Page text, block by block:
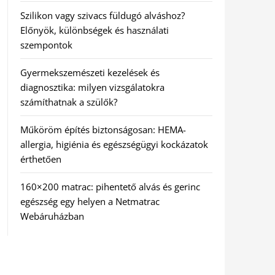
Szilikon vagy szivacs füldugó alváshoz?
Előnyök, különbségek és használati
szempontok
Gyermekszemészeti kezelések és
diagnosztika: milyen vizsgálatokra
számíthatnak a szülők?
Műköröm építés biztonságosan: HEMA-
allergia, higiénia és egészségügyi kockázatok
érthetően
160×200 matrac: pihentető alvás és gerinc
egészség egy helyen a Netmatrac
Webáruházban